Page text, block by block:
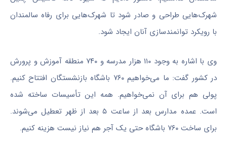
شهرک‌هایی طراحی و صادر شود تا شهرک‌هایی برای رفاه سالمندان
با رویکرد توانمندسازی آنان ایجاد شود.
وی با اشاره به وجود ۱۱۰ هزار مدرسه و ۷۴۰ منطقه آموزش و پرورش
در کشور گفت: ما می‌خواهیم ۷۶۰ باشگاه بازنشستگان افتتاح کنیم.
پولی هم برای آن نمی‌خواهیم. همه این تأسیسات ساخته شده
است. عمده مدارس بعد از ساعت ۵ بعد از ظهر تعطیل می‌شوند.
برای ساخت ۷۶۰ باشگاه حتی یک آجر هم نیاز نیست هزینه کنیم.